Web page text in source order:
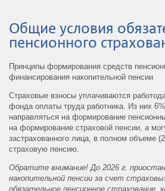
Общие условия
пенсионного
Принципы формирования средств
финансирования накопительной пенсии
Страховые взносы уплачиваются
фонда оплаты труда работника. Из них
направляться на формирование
на формирование страховой пенсии, а
застрахованного лица, в полном объеме
страховую пенсию.
Обратите внимание! До 2026 г.
накопительной пенсии за счет
обязательное пенсионное страхование,